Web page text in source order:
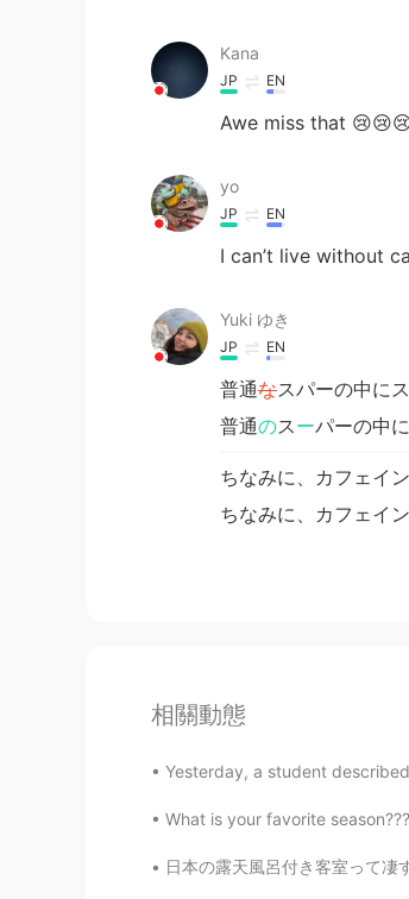
Kana
JP EN
Awe miss that
yo
JP EN
I can’t live without
Yuki ゆき
JP EN
普通なスパーの中に
普通のスーパーの中
ちなみに、カフェイ
ちなみに、カフェイ
相關動態
Yesterday, a student
What is your favorite
日本の露天風呂付き客室って凄すぎる！ 一回しか行ったこ